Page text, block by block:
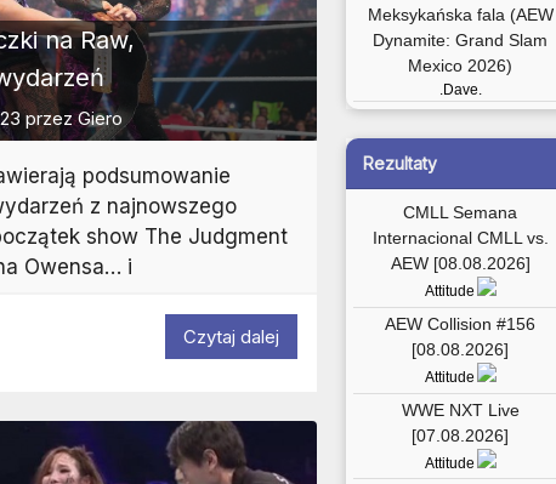
na Raw,
przezGiero
podsumowanie
z najnowszego
show The Judgment
Owensa… i
Czytaj dalej
Meksykańska fala (AEW
Dynamite: Grand Slam
Mexico 2026)
.Dave.
Rezultaty
CMLL Semana
Internacional CMLL vs.
AEW [08.08.2026]
Attitude
AEW Collision #156
[08.08.2026]
Attitude
WWE NXT Live
[07.08.2026]
Attitude